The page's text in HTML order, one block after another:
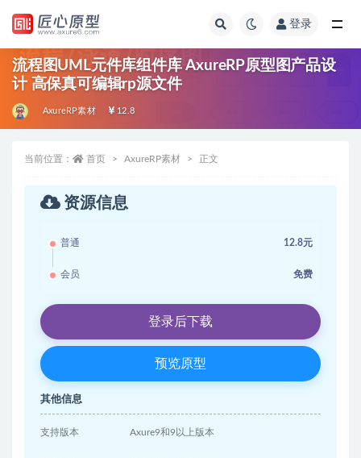
登录
流程图UML元件库组件库 AxureRP原型图产品设
计 高保真可编辑rp源文件
AxureRP素材 12.8
当前位置： 首页 AxureRP素材 正文
资源信息
普通 12.8元
会员 免费
登录后下载
预览原型
其他信息
支持版本 Axure9和9以上版本